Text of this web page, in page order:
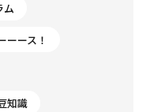
ム
ーース！
知識